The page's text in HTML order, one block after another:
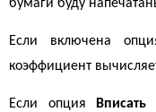
бумаги буду
Если включена
коэффициент
Если опция